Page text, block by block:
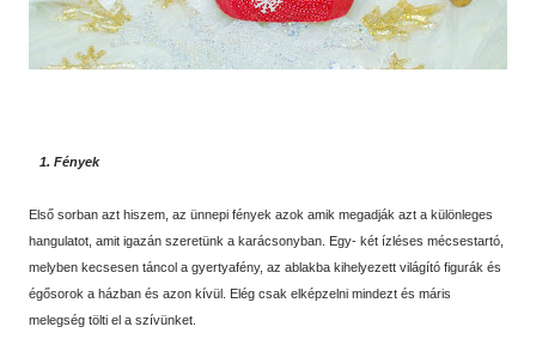
1. Fények
Első sorban azt hiszem, az ünnepi fények azok amik megadják azt a különleges
hangulatot, amit igazán szeretünk a karácsonyban. Egy- két ízléses mécsestartó,
melyben kecsesen táncol a gyertyafény, az ablakba kihelyezett világító figurák és
égősorok a házban és azon kívül. Elég csak elképzelni mindezt és máris
melegség tölti el a szívünket.